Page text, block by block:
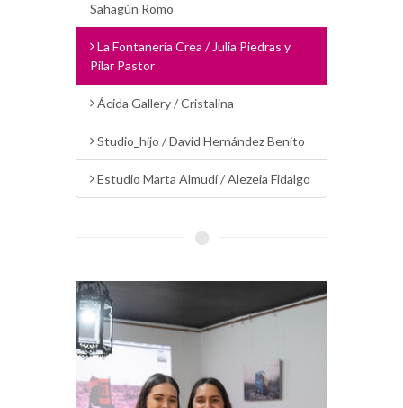
Sahagún Romo
La Fontanería Crea / Julia Piedras y
Pilar Pastor
Ácida Gallery / Cristalina
Studio_hijo / David Hernández Benito
Estudio Marta Almudí / Alezeia Fidalgo